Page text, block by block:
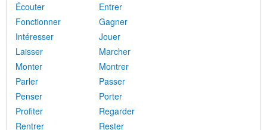
Écouter
Entrer
Fonctionner
Gagner
Intéresser
Jouer
Laisser
Marcher
Monter
Montrer
Parler
Passer
Penser
Porter
Profiter
Regarder
Rentrer
Rester